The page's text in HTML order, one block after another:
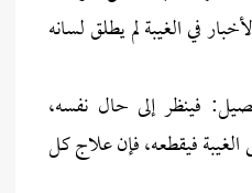
في الغيبة لم يطلق لسانه
فينظر إلى حال نفسه،
فيقطعه، فإن علاج كل